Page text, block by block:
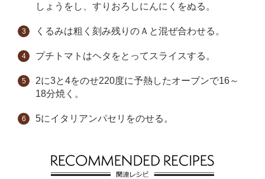
しょうをし、すりおろしにんにくをぬる。
くるみは粗く刻み残りのＡと混ぜ合わせる。
プチトマトはヘタをとってスライスする。
2に3と4をのせ220度に予熱したオーブンで16～
18分焼く。
5にイタリアンパセリをのせる。